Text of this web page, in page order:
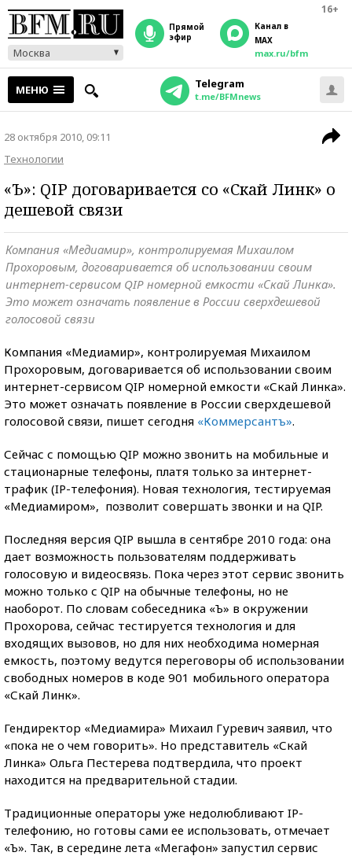
16+
Москва
прямой
эфир
Канал в
MAX
max.ru/bfm
МЕНЮ Telegram
t.me/BFMnews
28 октября 2010, 09:11
Технологии
«Ъ»: QIP договаривается со «Скай Линк» о
дешевой связи
Компания «Медиамир», контролируемая Михаилом
Прохоровым, договаривается об использовании своим
интернет-сервисом QIP номерной емкости «Скай Линка».
Это может означать появление в России сверхдешевой
голосовой связи
Компания «Медиамир», контролируемая Михаилом
Прохоровым, договаривается об использовании своим
интернет-сервисом QIP номерной емкости «Скай Линка».
Это может означать появление в России сверхдешевой
голосовой связи, пишет сегодня «Коммерсантъ».
Сейчас с помощью QIP можно звонить на мобильные и
стационарные телефоны, платя только за интернет-
трафик (IP-телефония). Новая технология, тестируемая
«Медиамиром», позволит совершать звонки и на QIP.
Последняя версия QIP вышла в сентябре 2010 года: она
дает возможность пользователям поддерживать
голосовую и видеосвязь. Пока через этот сервис звонить
можно только с QIP на обычные телефоны, но не
наоборот. По словам собеседника «Ъ» в окружении
Прохорова, сейчас тестируется технология и для
входящих вызовов, но для них необходима номерная
емкость, поэтому ведутся переговоры об использовании
свободных номеров в коде 901 мобильного оператора
«Скай Линк».
Гендиректор «Медиамира» Михаил Гуревич заявил, что
«пока не о чем говорить». Но представитель «Скай
Линка» Ольга Пестерева подтвердила, что проект
находится на предварительной стадии.
Традиционные операторы уже недолюбливают IP-
телефонию, но готовы сами ее использовать, отмечает
«Ъ». Так, в середине лета «Мегафон» запустил сервис